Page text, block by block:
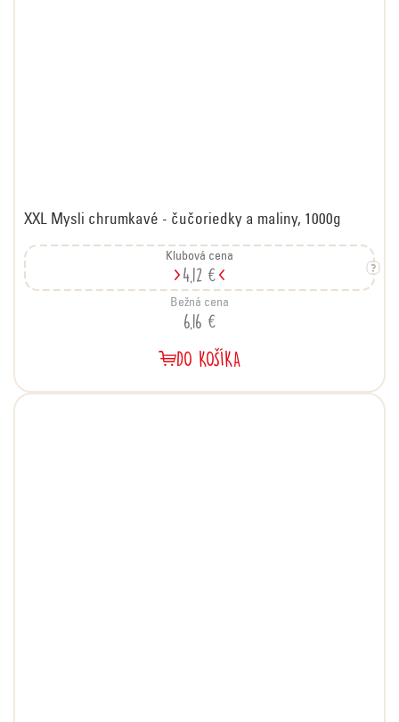
XXL Mysli chrumkavé - čučoriedky a maliny, 1000g
Klubová cena
4,12 €
Bežná cena
6,16 €
DO KOŠÍKA